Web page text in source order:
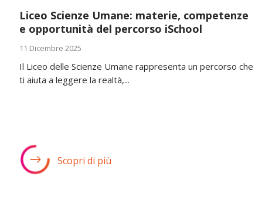
Liceo Scienze Umane: materie, competenze
e opportunità del percorso iSchool
11 Dicembre 2025
Il Liceo delle Scienze Umane rappresenta un percorso che
ti aiuta a leggere la realtà,...
Scopri di più